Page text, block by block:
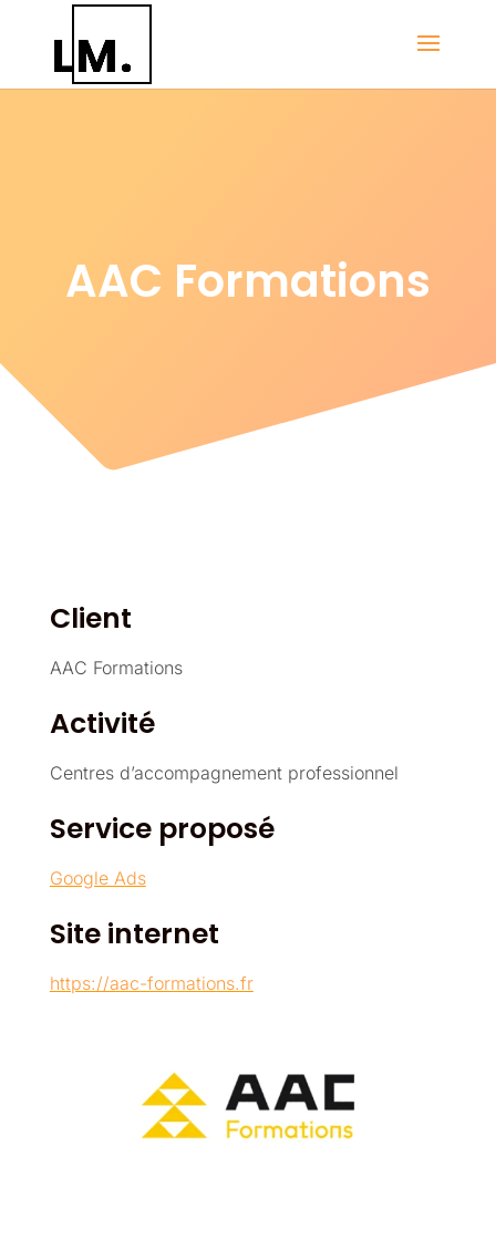
AAC Formations
Client
AAC Formations
Activité
Centres d’accompagnement professionnel
Service proposé
Google Ads
Site internet
https://aac-formations.fr